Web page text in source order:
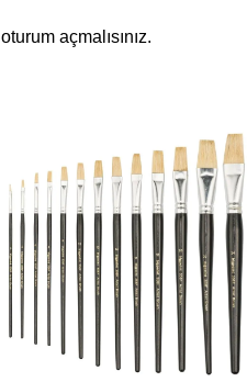
oturum açmalısınız.